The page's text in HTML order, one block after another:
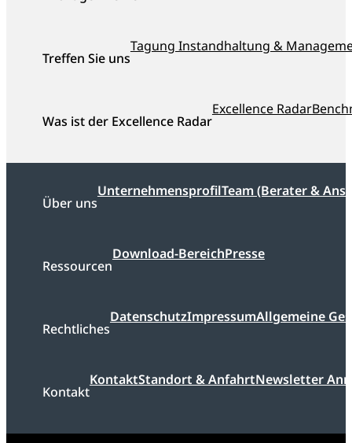
Treffen Sie uns
Tagung Instandhaltung &
Was ist der Excellence Radar
Excellence Radar
Über uns
UnternehmensprofilTeam (Berater &
Ressourcen
Download-BereichPresse
Rechtliches
DatenschutzImpressumAllgemeine
Kontakt
KontaktStandort & AnfahrtNewsletter